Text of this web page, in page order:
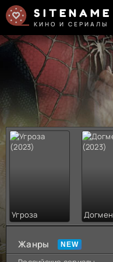
SITENAME
КИНО И СЕРИАЛЫ
Угроза Догмен
Жанры